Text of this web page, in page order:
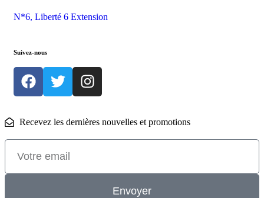
N*6, Liberté 6 Extension
Suivez-nous
Recevez les dernières nouvelles et promotions
Envoyer